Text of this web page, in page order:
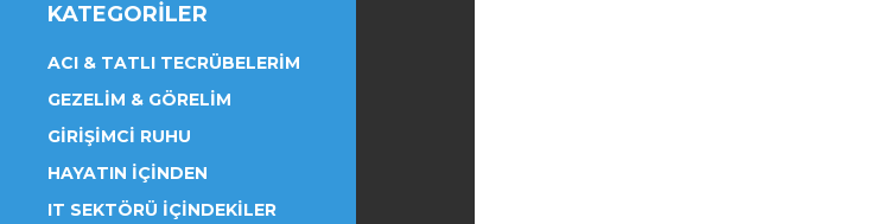
KATEGORILER
ACI & TATLI TECRÜBELERIM
GEZELIM & GÖRELIM
GIRIŞIMCI RUHU
HAYATIN İÇINDEN
IT SEKTÖRÜ İÇINDEKILER